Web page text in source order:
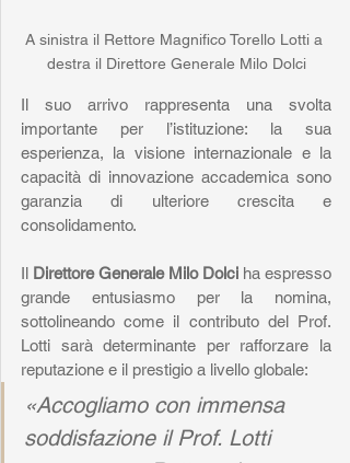
A sinistra il Rettore Magnifico Torello Lotti a
destra il Direttore Generale Milo Dolci
Il suo arrivo rappresenta una svolta
importante per l’istituzione: la sua
esperienza, la visione internazionale e la
capacità di innovazione accademica sono
garanzia di ulteriore crescita e
consolidamento.
Il Direttore Generale Milo Dolci ha espresso
grande entusiasmo per la nomina,
sottolineando come il contributo del Prof.
Lotti sarà determinante per rafforzare la
reputazione e il prestigio a livello globale:
«Accogliamo con immensa
soddisfazione il Prof. Lotti